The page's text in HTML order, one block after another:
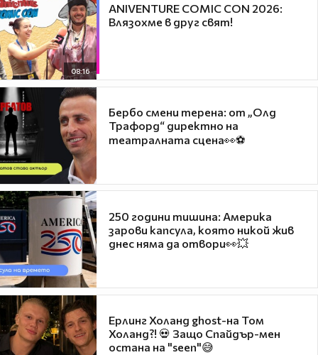
08:16
ANIVENTURE COMIC CON 2026:
Влязохме в друг свят!
Бербо смени терена: от „Олд
Трафорд“ директно на
театралната сцена👀⚽
250 години тишина: Америка
зарови капсула, която никой жив
днес няма да отвори👀💥
Ерлинг Холанд ghost-на Том
Холанд?! 💀 Защо Спайдър-мен
остана на "seen"😅